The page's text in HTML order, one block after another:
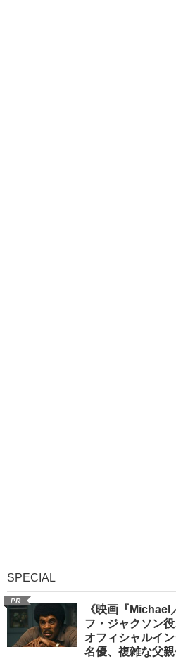
SPECIAL
PR
《映画『
フ・ジャクソン
オフィシャルイ
名優、複雑な父